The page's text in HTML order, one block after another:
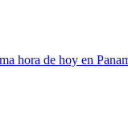
hora de hoy en